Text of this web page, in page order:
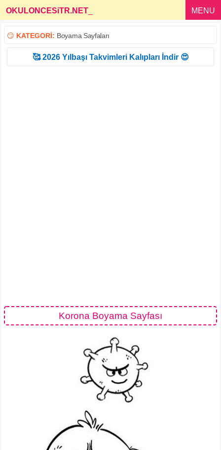
OKULONCESiTR.NET MENU
😏 KATEGORİ: Boyama Sayfaları
🥰 2026 Yılbaşı Takvimleri Kalıpları İndir 😍
Korona Boyama Sayfası